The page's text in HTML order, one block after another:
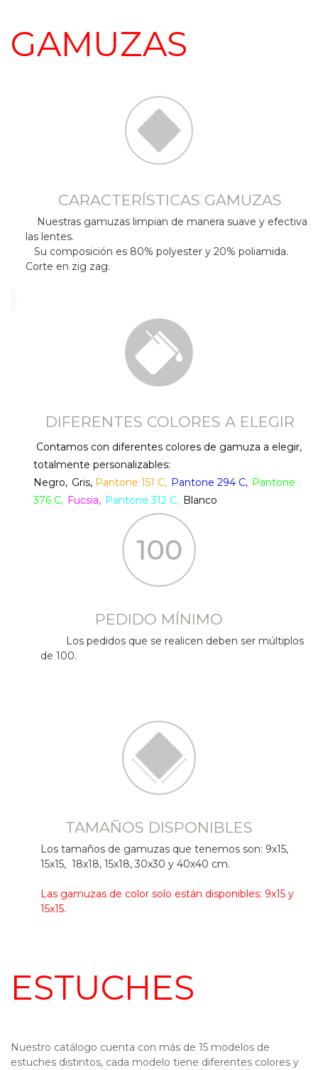
GAMUZAS
CARACTERÍSTICAS GAMUZAS
Nuestras gamuzas limpian de manera suave y efectiva
las lentes.
Su composición es 80% polyester y 20% poliamida.
Corte en zig zag.
DIFERENTES COLORES A ELEGIR
Contamos con diferentes colores de gamuza a elegir,
totalmente personalizables:
Negro, Gris, Pantone 151 C, Pantone 294 C, Pantone
376 C, Fucsia, Pantone 312 C, Blanco
PEDIDO MÍNIMO
Los pedidos que se realicen deben ser múltiplos
de 100.
TAMAÑOS DISPONIBLES
Los tamaños de gamuzas que tenemos son: 9x15,
15x15, 18x18, 15x18, 30x30 y 40x40 cm.
Las gamuzas de color solo están disponibles: 9x15 y
15x15.
ESTUCHES
Nuestro catálogo cuenta con más de 15 modelos de
estuches distintos, cada modelo tiene diferentes colores y